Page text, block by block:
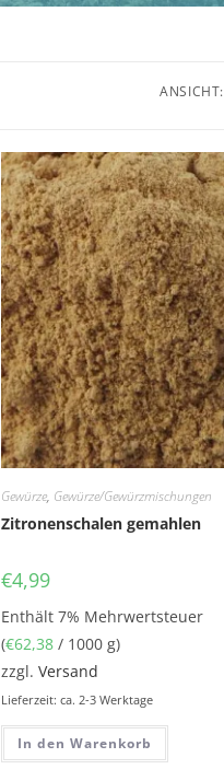
ANSICHT:
Gewürze, Gewürze/Gewürzmischungen
Zitronenschalen gemahlen
€4,99
Enthält 7% Mehrwertsteuer
(€62,38/ 1000 g)
zzgl. Versand
Lieferzeit: ca. 2-3 Werktage
In den Warenkorb